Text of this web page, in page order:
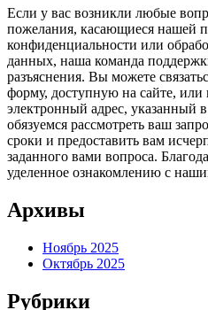
Если у вас возникли любые
пожелания, касающиеся нашей
конфиденциальности или
данных, наша команда
разъяснения. Вы можете
форму, доступную на сайте,
электронный адрес, указанный
обязуемся рассмотреть ваш
сроки и предоставить вам
заданного вами вопроса.
уделенное ознакомлению с
Архивы
Ноябрь 2025
Октябрь 2025
Рубрики